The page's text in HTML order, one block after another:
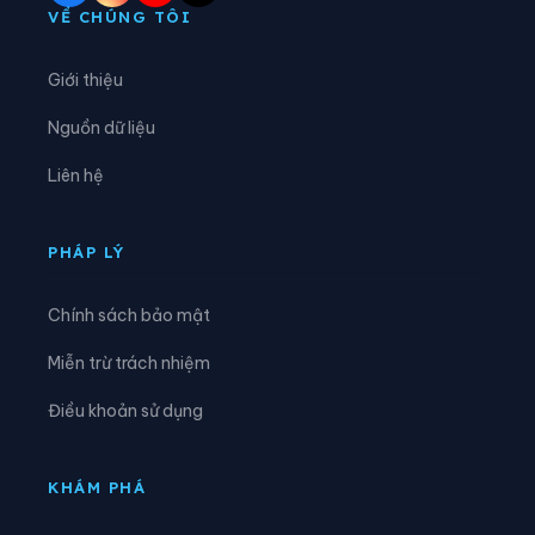
Phường Tây Hồ
Phường Việt Hưng
Xã Bất Bạt
VỀ CHÚNG TÔI
Giới thiệu
Nguồn dữ liệu
Liên hệ
PHÁP LÝ
Chính sách bảo mật
Miễn trừ trách nhiệm
Điều khoản sử dụng
KHÁM PHÁ